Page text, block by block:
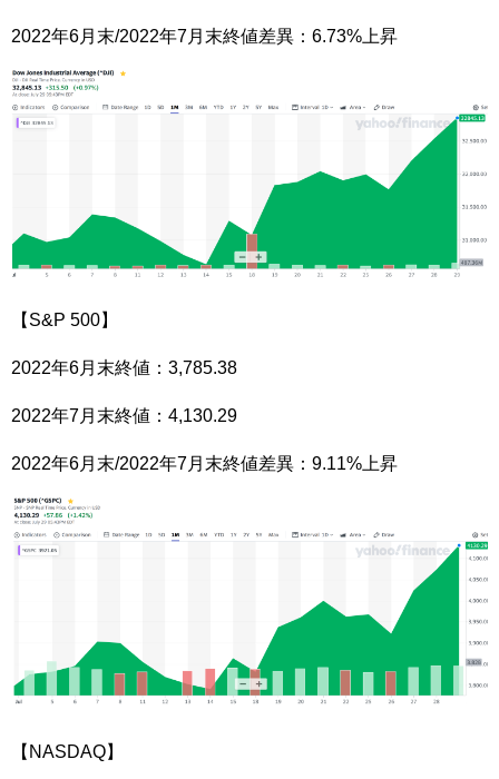
2022年6月末/2022年7月末終値差異：6.73%上昇
【S&P 500】
2022年6月末終値：3,785.38
2022年7月末終値：4,130.29
2022年6月末/2022年7月末終値差異：9.11%上昇
【NASDAQ】